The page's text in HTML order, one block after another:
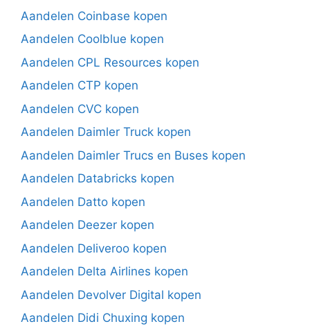
Aandelen Coinbase kopen
Aandelen Coolblue kopen
Aandelen CPL Resources kopen
Aandelen CTP kopen
Aandelen CVC kopen
Aandelen Daimler Truck kopen
Aandelen Daimler Trucs en Buses kopen
Aandelen Databricks kopen
Aandelen Datto kopen
Aandelen Deezer kopen
Aandelen Deliveroo kopen
Aandelen Delta Airlines kopen
Aandelen Devolver Digital kopen
Aandelen Didi Chuxing kopen